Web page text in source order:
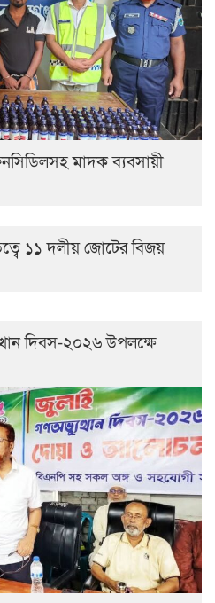
মাদক ব্যবসায়ী
১১ দলীয় জোটের বিজয়
দিবস-২০২৬ উপলক্ষে